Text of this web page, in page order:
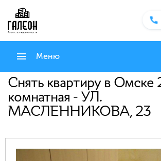
Меню
Снять квартиру в Омске
комнатная - УЛ.
МАСЛЕННИКОВА, 23